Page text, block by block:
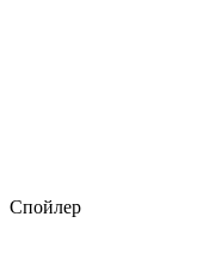
Спойлер